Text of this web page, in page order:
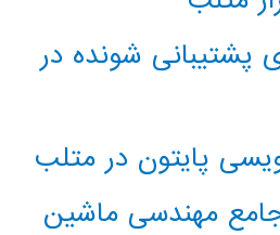
شونده در
پایتون در متلب
مهندسی ماشین